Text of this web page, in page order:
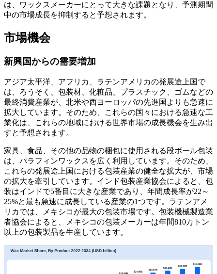
は、ワックスメーカーにとって大きな課題となり、予測期間
中の市場成長を抑制すると予想されます。
市場機会
新興国からの需要増加
アジア太平洋、アフリカ、ラテンアメリカの発展途上国で
は、ろうそく、包装材、化粧品、プラスチック、ゴムなどの
最終消費産業が、北米や西ヨーロッパの先進国よりも急速に
拡大しています。そのため、これらの国々における急速な工
業化は、これらの地域における世界市場の成長機会を生み出
すと予想されます。
家具、食品、その他の品物の梱包に使用される段ボール包装
は、パラフィンワックスを広く利用しています。そのため、
これらの発展途上国における包装産業の健全な拡大が、市場
の拡大を牽引しています。インド包装産業協会によると、包
装はインドで5番目に大きな産業であり、年間成長率が22～
25%と最も急速に成長している産業の1つです。ラテンアメ
リカでは、メキシコが最大の包装市場です。包装機械製造業
者協会によると、メキシコの包装メーカーは年間810万トン
以上の包装製品を生産しています。